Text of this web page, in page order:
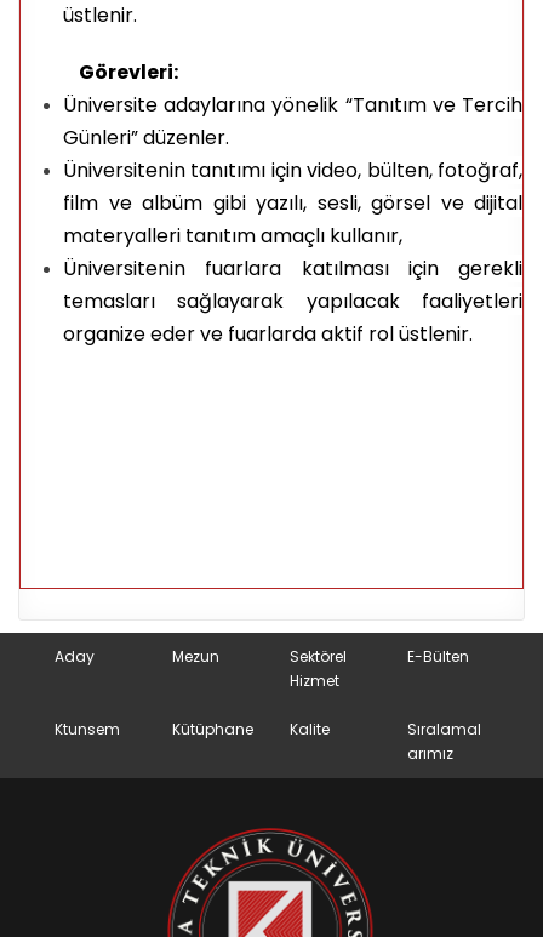
üstlenir.
Görevleri:
Üniversite adaylarına yönelik “Tanıtım ve Tercih
Günleri” düzenler.
Üniversitenin tanıtımı için video, bülten, fotoğraf,
film ve albüm gibi yazılı, sesli, görsel ve dijital
materyalleri tanıtım amaçlı kullanır,
Üniversitenin fuarlara katılması için gerekli
temasları sağlayarak yapılacak faaliyetleri
organize eder ve fuarlarda aktif rol üstlenir.
Aday Mezun
Sektörel
Hizmet
E-Bülten
Ktunsem Kütüphane Kalite
Sıralamal
arımız